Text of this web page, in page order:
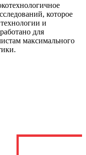
которое
и
для
максимального